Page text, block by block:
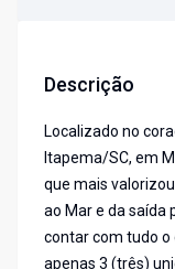
Descrição
Localizado no
Itapema/SC, em
que mais
ao Mar e da saída
contar com tudo o
apenas 3 (três)